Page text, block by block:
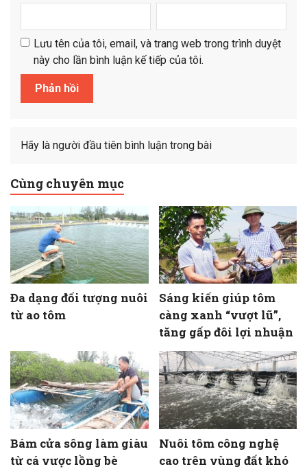
Lưu tên của tôi, email, và trang web trong trình duyệt
này cho lần bình luận kế tiếp của tôi.
Hãy là người đầu tiên bình luận trong bài
Cùng chuyên mục
Đa dạng đối tượng nuôi
từ ao tôm
Sáng kiến giúp tôm
càng xanh “vượt lũ”,
tăng gấp đôi lợi nhuận
Bám cửa sông làm giàu
từ cá vược lồng bè
Nuôi tôm công nghệ
cao trên vùng đất khó